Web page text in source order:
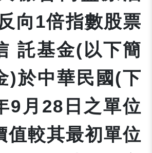
向1倍指數股票
託基金(以下簡
)於中華民國(下
9月28日之單位
值較其最初單位